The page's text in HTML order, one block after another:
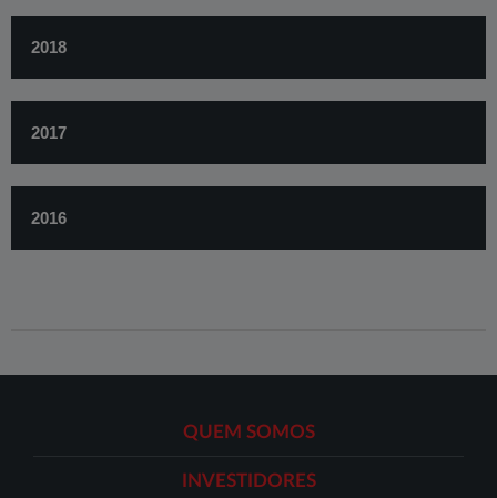
2018
2017
​2016​
QUEM SOMOS
INVESTIDORES